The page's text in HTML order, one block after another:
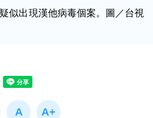
似出現漢他病毒個案。圖／台視